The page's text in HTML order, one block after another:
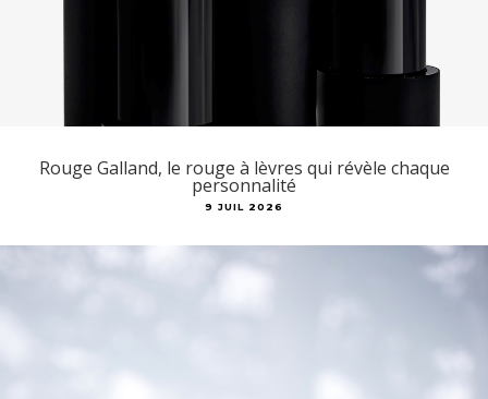
Rouge Galland, le rouge à lèvres qui révèle chaque
personnalité
9 JUIL 2026